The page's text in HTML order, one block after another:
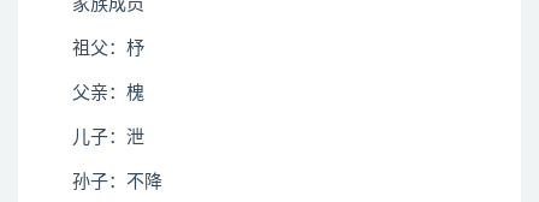
家族成员
祖父：杼
父亲：槐
儿子：泄
孙子：不降